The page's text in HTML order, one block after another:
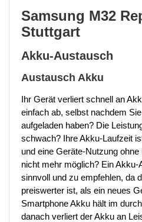
Samsung M32
Stuttgart
Akku-Austausch
Austausch Akku
Ihr Gerät verliert schnell an
einfach ab, selbst nachdem
aufgeladen haben? Die
schwach? Ihre Akku-Laufzeit
und eine Geräte-Nutzung
nicht mehr möglich? Ein
sinnvoll und zu empfehlen, da
preiswerter ist, als ein neues
Smartphone Akku hält im
danach verliert der Akku an